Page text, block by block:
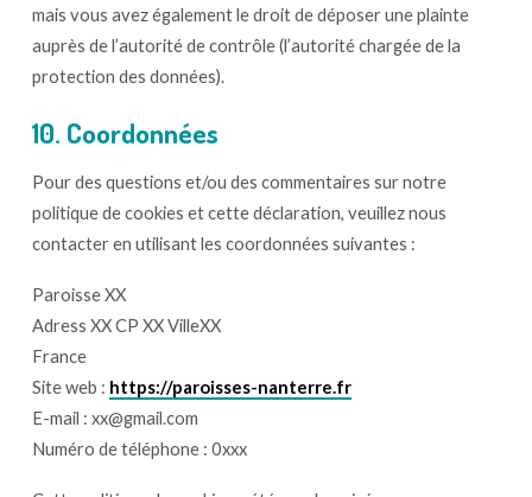
mais vous avez également le droit de déposer une plainte
auprès de l’autorité de contrôle (l’autorité chargée de la
protection des données).
10. Coordonnées
Pour des questions et/ou des commentaires sur notre
politique de cookies et cette déclaration, veuillez nous
contacter en utilisant les coordonnées suivantes :
Paroisse XX
Adress XX CP XX VilleXX
France
Site web : https://paroisses-nanterre.fr
E-mail : xx@gmail.com
Numéro de téléphone : 0xxx